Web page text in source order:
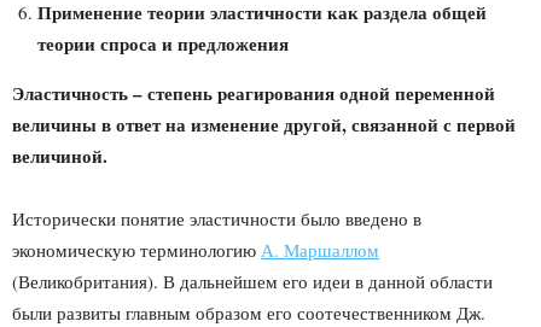
Применение теории эластичности как раздела общей
теории спроса и предложения
Эластичность – степень реагирования одной переменной
величины в ответ на изменение другой, связанной с первой
величиной.
Исторически понятие эластичности было введено в
экономическую терминологию А. Маршаллом
(Великобритания). В дальнейшем его идеи в данной области
были развиты главным образом его соотечественником Дж.